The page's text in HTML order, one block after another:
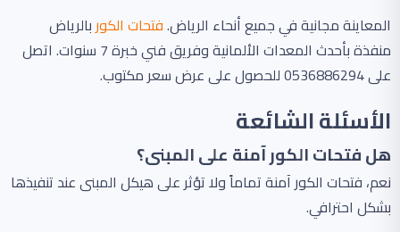
المعاينة مجانية في جميع أنحاء الرياض.فتحات الكوربالرياض
منفذة بأحدث المعدات الألمانية وفريق فني خبرة 7 سنوات. اتصل
على 0536886294 للحصول على عرض سعر مكتوب.
الأسئلة الشائعة
هل فتحات الكور آمنة على المبنى؟
نعم، فتحات الكور آمنة تماماً ولا تؤثر على هيكل المبنى عند تنفيذها
بشكل احترافي.